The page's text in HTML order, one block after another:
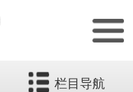
栏目导航